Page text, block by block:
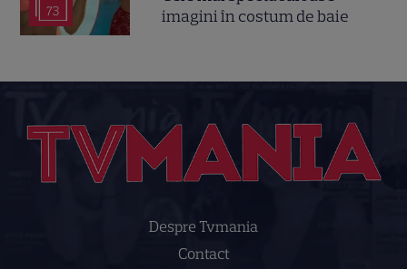
73
imagini în costum de baie
Despre Tvmania
Contact